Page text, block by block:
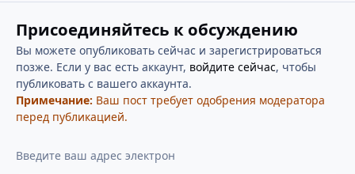
Присоединяйтесь к обсуждению
Вы можете опубликовать сейчас и зарегистрироваться
позже. Если у вас есть аккаунт, войдите сейчас, чтобы
публиковать с вашего аккаунта.
Примечание: Ваш пост требует одобрения модератора
перед публикацией.